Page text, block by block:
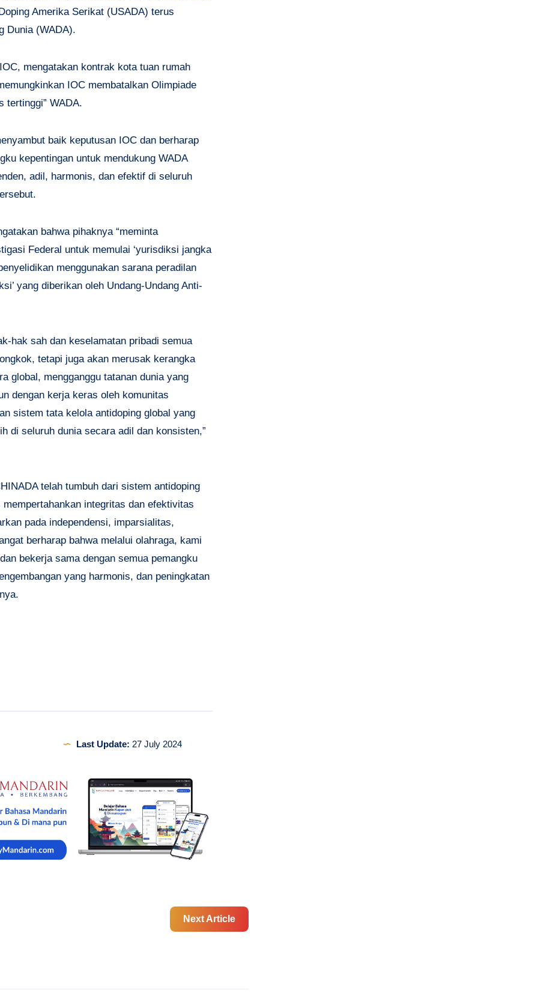
Amerika Serikat (USADA) terus
Dunia (WADA).
mengatakan kontrak kota tuan rumah
IOC membatalkan Olimpiade
tertinggi” WADA.
baik keputusan IOC dan berharap
kepentingan untuk mendukung WADA
adil, harmonis, dan efektif di seluruh
bahwa pihaknya “meminta
Federal untuk memulai ‘yurisdiksi jangka
menggunakan sarana peradilan
yang diberikan oleh Undang-Undang Anti-
hak sah dan keselamatan pribadi semua
tetapi juga akan merusak kerangka
global, mengganggu tatanan dunia yang
dengan kerja keras oleh komunitas
sistem tata kelola antidoping global yang
di seluruh dunia secara adil dan konsisten,”
telah tumbuh dari sistem antidoping
integritas dan efektivitas
pada independensi, imparsialitas,
berharap bahwa melalui olahraga, kami
bekerja sama dengan semua pemangku
yang harmonis, dan peningkatan
Last Update: 27 July 2024
Next Article